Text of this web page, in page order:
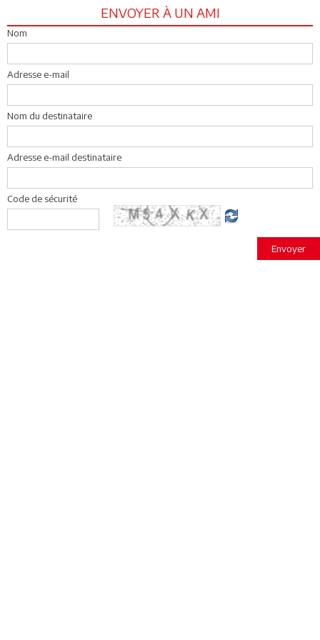
ENVOYER À UN AMI
Nom
Adresse e-mail
Nom du destinataire
Adresse e-mail destinataire
Code de sécurité
Envoyer